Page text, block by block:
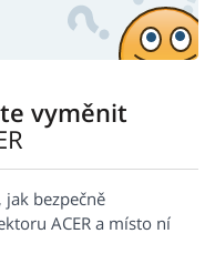
vyměnit
bezpečně
ACER a místo ní